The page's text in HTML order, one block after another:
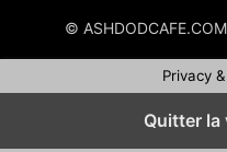
©
Privacy
Quitter la